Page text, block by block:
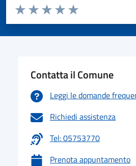
Valuta da 1 a 5 stelle la pagina
Valuta 5 stelle su 5
Valuta 4 stelle su 5
Valuta 3 stelle su 5
Valuta 2 stelle su 5
Valuta 1 stelle su 5
Contatta il Comune
Leggi le domande
Richiedi assistenza
Tel: 05753770
Prenota appuntamento